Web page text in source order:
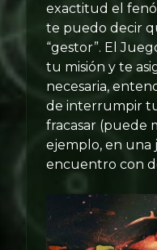
exactitud el
te puedo decir
“gestor”. El
tu misión y te
necesaria,
de interrumpir
fracasar (puede
ejemplo, en una
encuentro con